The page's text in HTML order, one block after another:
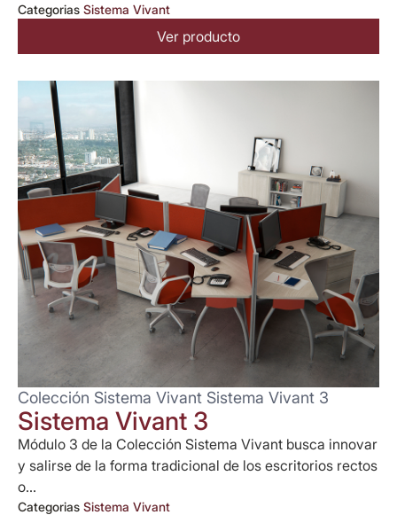
Categorias Sistema Vivant
Ver producto
Colección Sistema Vivant Sistema Vivant 3
Sistema Vivant 3
Módulo 3 de la Colección Sistema Vivant busca innovar
y salirse de la forma tradicional de los escritorios rectos
o...
Categorias Sistema Vivant